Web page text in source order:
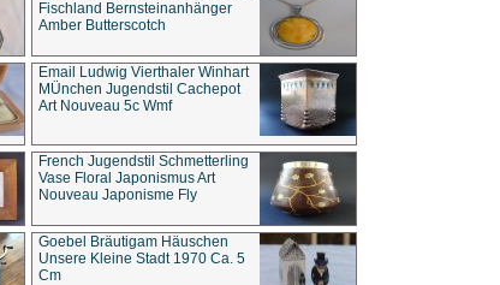
Fischland Bernsteinanhänger
Amber Butterscotch
Email Ludwig Vierthaler Winhart
MÜnchen Jugendstil Cachepot
Art Nouveau 5c Wmf
French Jugendstil Schmetterling
Vase Floral Japonismus Art
Nouveau Japonisme Fly
Goebel Bräutigam Häuschen
Unsere Kleine Stadt 1970 Ca. 5
Cm